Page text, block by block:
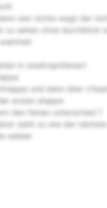
wer nichts wagt der
sehen ohne durchblick
in stadtreptilienart
und dann über
ersten etappe
den feinen unterschied ?
sieht zu wie der nächste
wälder